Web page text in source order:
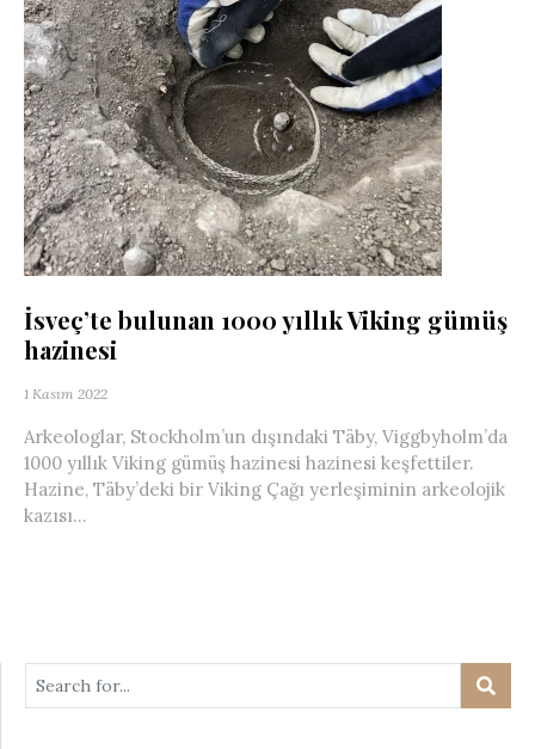
İsveç’te bulunan 1000 yıllık Viking gümüş
hazinesi
1 Kasım 2022
Arkeologlar, Stockholm’un dışındaki Täby, Viggbyholm’da
1000 yıllık Viking gümüş hazinesi hazinesi keşfettiler.
Hazine, Täby’deki bir Viking Çağı yerleşiminin arkeolojik
kazısı...